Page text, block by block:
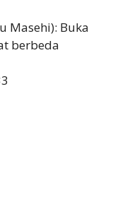
Masehi): Buka
berbeda